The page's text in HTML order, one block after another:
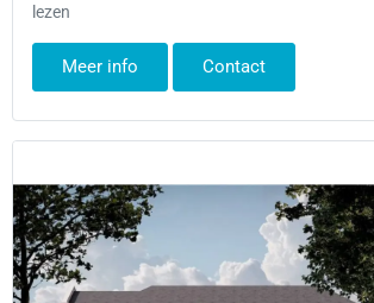
lezen
Meer info Contact